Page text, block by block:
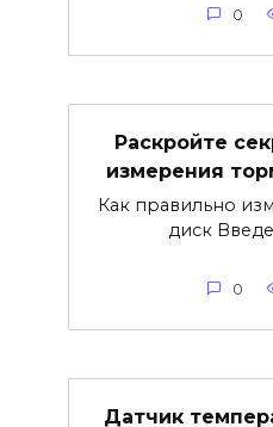
0
Раскройте
измерения
Как правильно
диск
0
Датчик